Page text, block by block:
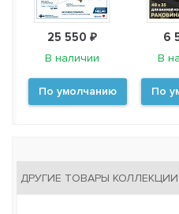
25 550 ₽
В наличии
По умолчанию
6
В
По
ДРУГИЕ ТОВАРЫ КОЛЛЕКЦИИ